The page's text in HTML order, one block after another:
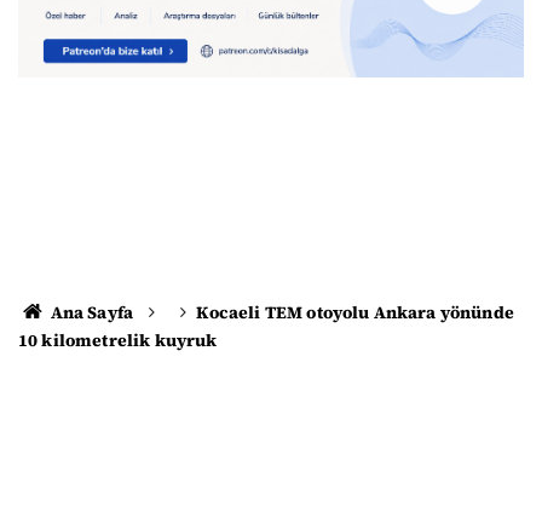
Ana Sayfa
Kocaeli TEM otoyolu Ankara yönünde
10 kilometrelik kuyruk